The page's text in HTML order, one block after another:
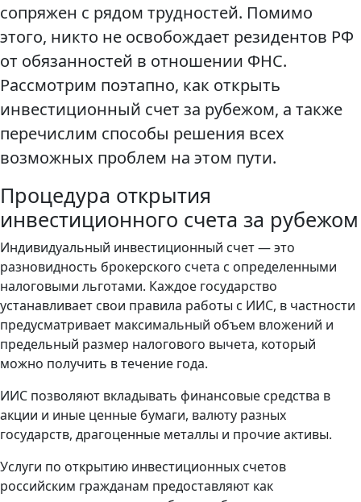
сопряжен с рядом трудностей. Помимо
этого, никто не освобождает резидентов РФ
от обязанностей в отношении ФНС.
Рассмотрим поэтапно, как открыть
инвестиционный счет за рубежом, а также
перечислим способы решения всех
возможных проблем на этом пути.
Процедура открытия
инвестиционного счета за рубежом
Индивидуальный инвестиционный счет — это
разновидность брокерского счета с определенными
налоговыми льготами. Каждое государство
устанавливает свои правила работы с ИИС, в частности
предусматривает максимальный объем вложений и
предельный размер налогового вычета, который
можно получить в течение года.
ИИС позволяют вкладывать финансовые средства в
акции и иные ценные бумаги, валюту разных
государств, драгоценные металлы и прочие активы.
Услуги по открытию инвестиционных счетов
российским гражданам предоставляют как